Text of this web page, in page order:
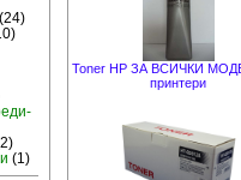
(24)
(1)
Toner HP ЗА ВСИЧКИ
принтери